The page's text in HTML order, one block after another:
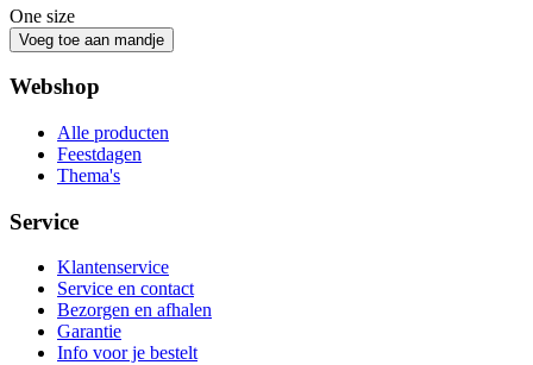
One size
Webshop
Alle producten
Feestdagen
Thema's
Service
Klantenservice
Service en contact
Bezorgen en afhalen
Garantie
Info voor je bestelt